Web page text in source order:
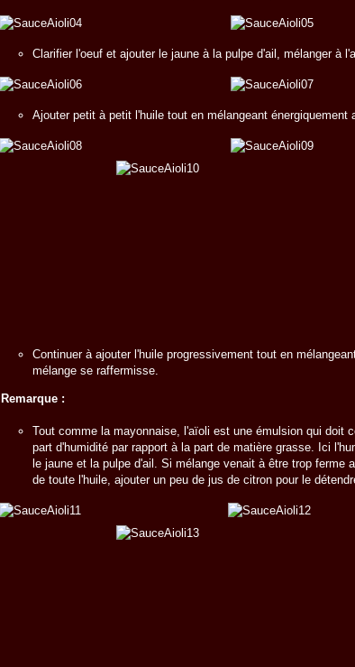
Clarifier l'oeuf et ajouter le jaune à la pulpe d'ail, mélanger à
Ajouter petit à petit l'huile tout en mélangeant énergiquement
Continuer à ajouter l'huile progressivement tout en
mélange se raffermisse.
Remarque :
Tout comme la mayonnaise, l'aïoli est une émulsion qui doit
part d'humidité par rapport à la part de matière grasse. Ici
le jaune et la pulpe d'ail. Si mélange venait à être trop ferme
de toute l'huile, ajouter un peu de jus de citron pour le